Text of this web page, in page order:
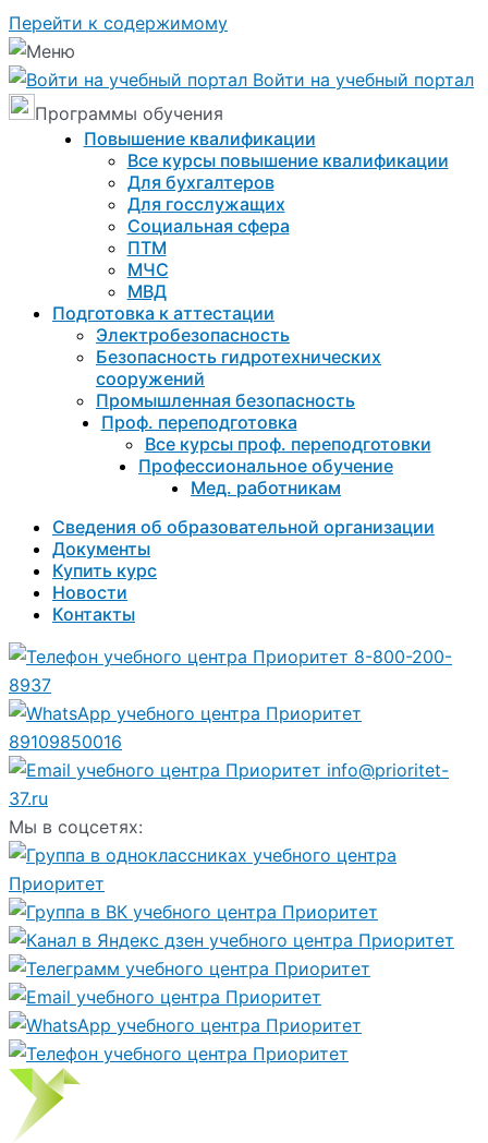
Перейти к содержимому
Войти на учебный портал
Программы обучения
Повышение квалификации
Все курсы повышение квалификации
Для бухгалтеров
Для госслужащих
Социальная сфера
ПТМ
МЧС
МВД
Подготовка к aттестации
Электробезопасность
Безопасность гидротехнических
сооружений
Промышленная безопасность
Проф. переподготовка
Все курсы проф. переподготовки
Профессиональное обучение
Мед. работникам
Сведения об образовательной организации
Документы
Купить курс
Новости
Контакты
8-800-200-
8937
89109850016
info@prioritet-
37.ru
Мы в соцсетях: